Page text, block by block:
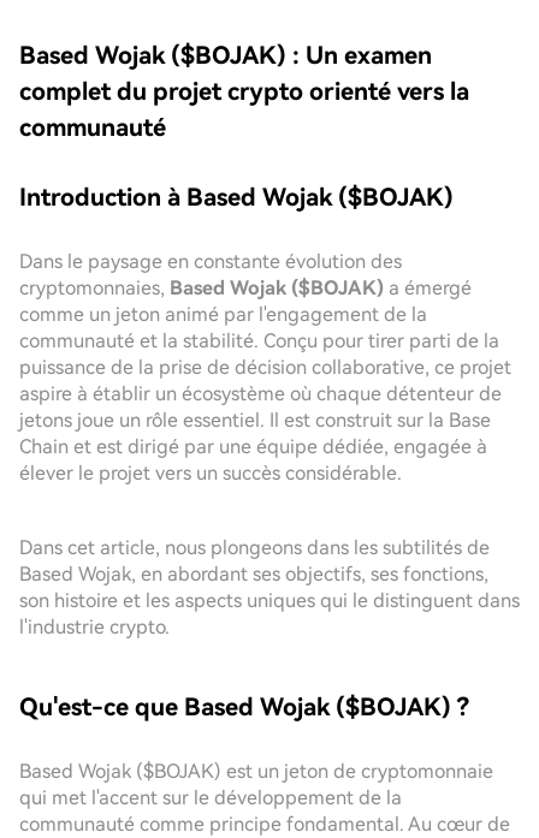
Based Wojak ($BOJAK) : Un examen
complet du projet crypto orienté vers la
communauté
Introduction à Based Wojak ($BOJAK)
Dans le paysage en constante évolution des
cryptomonnaies, Based Wojak ($BOJAK) a émergé
comme un jeton animé par l'engagement de la
communauté et la stabilité. Conçu pour tirer parti de la
puissance de la prise de décision collaborative, ce projet
aspire à établir un écosystème où chaque détenteur de
jetons joue un rôle essentiel. Il est construit sur la Base
Chain et est dirigé par une équipe dédiée, engagée à
élever le projet vers un succès considérable.
Dans cet article, nous plongeons dans les subtilités de
Based Wojak, en abordant ses objectifs, ses fonctions,
son histoire et les aspects uniques qui le distinguent dans
l'industrie crypto.
Qu'est-ce que Based Wojak ($BOJAK) ?
Based Wojak ($BOJAK) est un jeton de cryptomonnaie
qui met l'accent sur le développement de la
communauté comme principe fondamental. Au cœur de